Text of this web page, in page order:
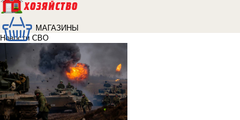
МАГАЗИНЫ
Новости СВО